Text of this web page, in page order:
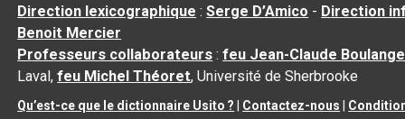
Direction lexicographique :Serge D’Amico - Direction
Benoit Mercier
Professeurs collaborateurs :feu Jean-Claude
Laval,feu Michel Théoret, Université de Sherbrooke
Qu’est-ce que le dictionnaire Usito ? Contactez-nous